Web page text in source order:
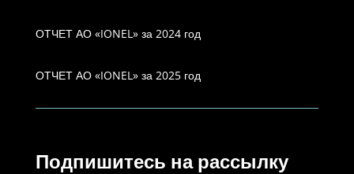
ОТЧЕТ АО «IONEL» за 2024 год
ОТЧЕТ АО «IONEL» за 2025 год
Подпишитесь на рассылку